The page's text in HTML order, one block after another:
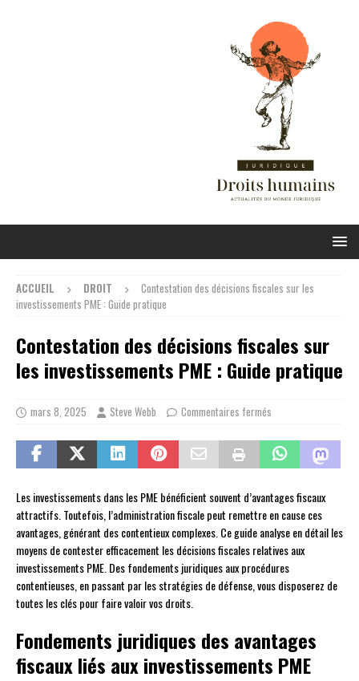
ACCUEIL DROIT
Contestation des décisions fiscales sur les
investissements PME : Guide pratique
Contestation des décisions fiscales sur
les investissements PME : Guide pratique
mars 8, 2025 Steve Webb Commentaires fermés
Les investissements dans les PME bénéficient souvent d’avantages fiscaux
attractifs. Toutefois, l’administration fiscale peut remettre en cause ces
avantages, générant des contentieux complexes. Ce guide analyse en détail les
moyens de contester efficacement les décisions fiscales relatives aux
investissements PME. Des fondements juridiques aux procédures
contentieuses, en passant par les stratégies de défense, vous disposerez de
toutes les clés pour faire valoir vos droits.
Fondements juridiques des avantages
fiscaux liés aux investissements PME